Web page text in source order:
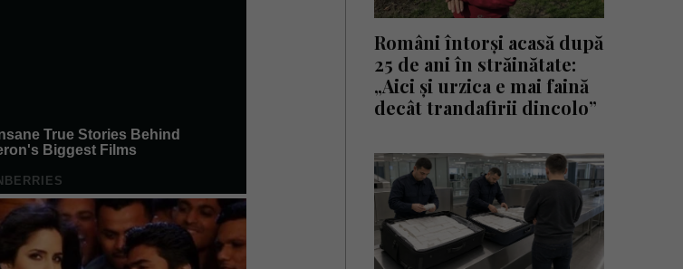
Români întorși acasă după
25 de ani în străinătate:
„Aici și urzica e mai faină
decât trandafirii dincolo”